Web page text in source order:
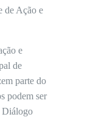
de Ação e
e
de
parte do
podem ser
Diálogo